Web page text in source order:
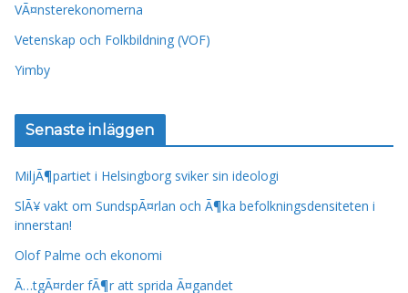
VÃ¤nsterekonomerna
Vetenskap och Folkbildning (VOF)
Yimby
Senaste inläggen
MiljÃ¶partiet i Helsingborg sviker sin ideologi
SlÃ¥ vakt om SundspÃ¤rlan och Ã¶ka befolkningsdensiteten i
innerstan!
Olof Palme och ekonomi
Ã…tgÃ¤rder fÃ¶r att sprida Ã¤gandet